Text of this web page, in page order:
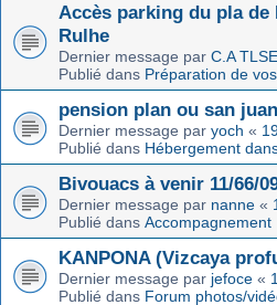
Accès parking du pla de
Rulhe
Dernier message par C.A TLSE
Publié dans Préparation de
pension plan ou san
Dernier message par yoch «
Publié dans Hébergement
Bivouacs à venir 11/66/
Dernier message par nanne «
Publié dans Accompagnement
KANPONA (Vizcaya
Dernier message par jefoce «
Publié dans Forum photos/